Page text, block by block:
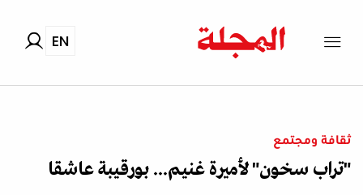
EN
ثقافة ومجتمع
"تراب سخون" لأميرة غنيم... بورقيبة عاشقا